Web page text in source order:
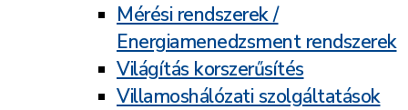
Mérési rendszerek /
Energiamenedzsment rendszerek
Világítás korszerűsítés
Villamoshálózati szolgáltatások